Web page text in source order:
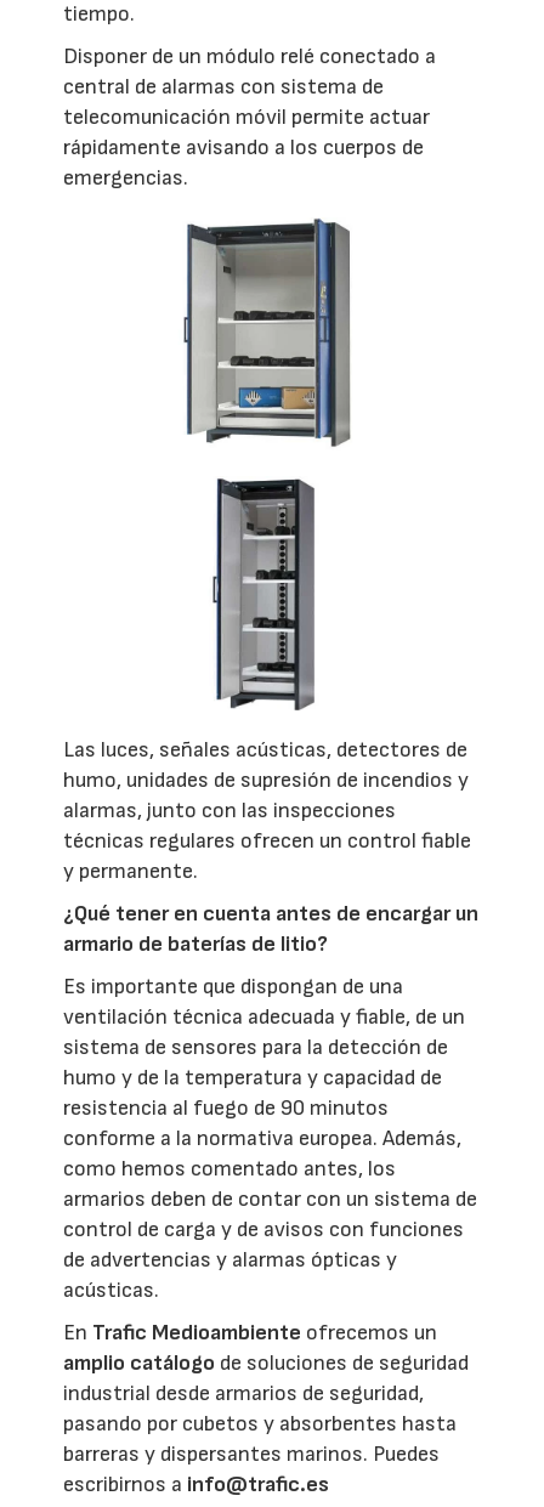
tiempo.
Disponer de un módulo relé conectado a
central de alarmas con sistema de
telecomunicación móvil permite actuar
rápidamente avisando a los cuerpos de
emergencias.
Las luces, señales acústicas, detectores de
humo, unidades de supresión de incendios y
alarmas, junto con las inspecciones
técnicas regulares ofrecen un control fiable
y permanente.
¿Qué tener en cuenta antes de encargar un
armario de baterías de litio?
Es importante que dispongan de una
ventilación técnica adecuada y fiable, de un
sistema de sensores para la detección de
humo y de la temperatura y capacidad de
resistencia al fuego de 90 minutos
conforme a la normativa europea. Además,
como hemos comentado antes, los
armarios deben de contar con un sistema de
control de carga y de avisos con funciones
de advertencias y alarmas ópticas y
acústicas.
En Trafic Medioambiente ofrecemos un
amplio catálogo de soluciones de seguridad
industrial desde armarios de seguridad,
pasando por cubetos y absorbentes hasta
barreras y dispersantes marinos. Puedes
escribirnos a info@trafic.es